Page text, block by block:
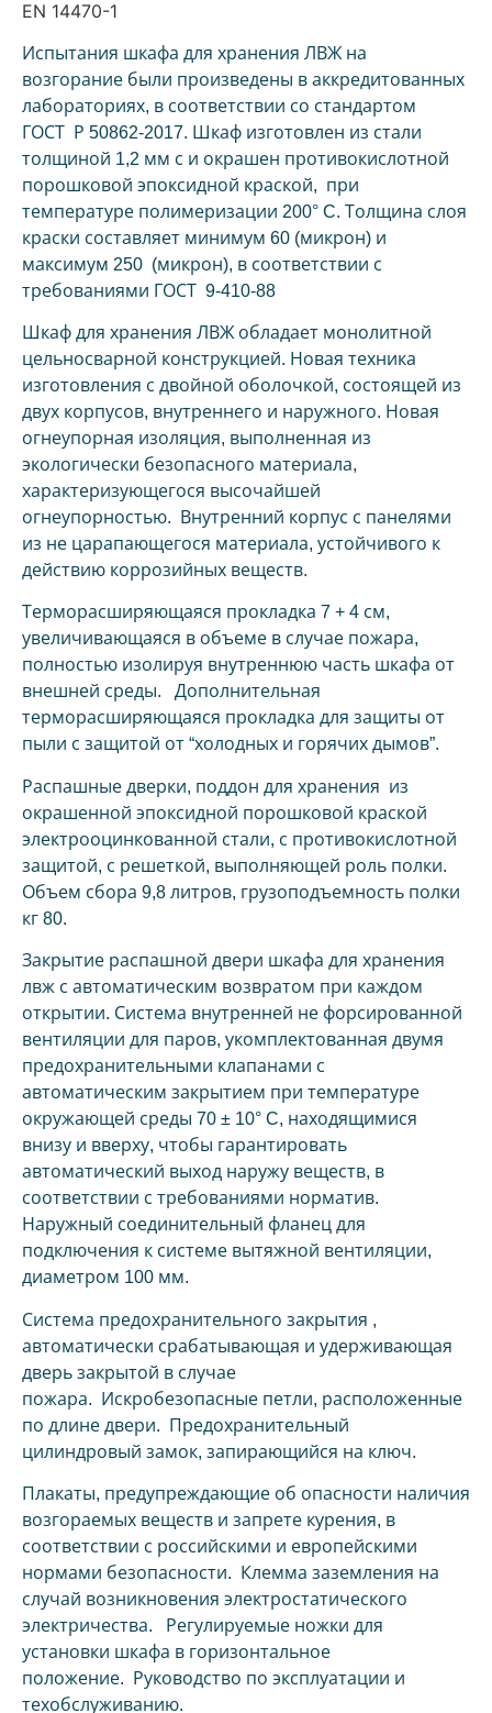
EN 14470-1
Испытания шкафа для хранения ЛВЖ на
возгорание были произведены в аккредитованных
лабораториях, в соответствии со стандартом
ГОСТ Р 50862-2017. Шкаф изготовлен из стали
толщиной 1,2 мм с и окрашен противокислотной
порошковой эпоксидной краской, при
температуре полимеризации 200° C. Толщина слоя
краски составляет минимум 60 (микрон) и
максимум 250 (микрон), в соответствии с
требованиями ГОСТ 9-410-88
Шкаф для хранения ЛВЖ обладает монолитной
цельносварной конструкцией. Новая техника
изготовления с двойной оболочкой, состоящей из
двух корпусов, внутреннего и наружного. Новая
огнеупорная изоляция, выполненная из
экологически безопасного материала,
характеризующегося высочайшей
огнеупорностью. Внутренний корпус с панелями
из не царапающегося материала, устойчивого к
действию коррозийных веществ.
Терморасширяющаяся прокладка 7 + 4 см,
увеличивающаяся в объеме в случае пожара,
полностью изолируя внутреннюю часть шкафа от
внешней среды. Дополнительная
терморасширяющаяся прокладка для защиты от
пыли с защитой от “холодных и горячих дымов”.
Распашные дверки, поддон для хранения из
окрашенной эпоксидной порошковой краской
электрооцинкованной стали, с противокислотной
защитой, с решеткой, выполняющей роль полки.
Объем сбора 9,8 литров, грузоподъемность полки
кг 80.
Закрытие распашной двери шкафа для хранения
лвж с автоматическим возвратом при каждом
открытии. Система внутренней не форсированной
вентиляции для паров, укомплектованная двумя
предохранительными клапанами с
автоматическим закрытием при температуре
окружающей среды 70 ± 10° C, находящимися
внизу и вверху, чтобы гарантировать
автоматический выход наружу веществ, в
соответствии с требованиями норматив.
Наружный соединительный фланец для
подключения к системе вытяжной вентиляции,
диаметром 100 мм.
Система предохранительного закрытия ,
автоматически срабатывающая и удерживающая
дверь закрытой в случае
пожара. Искробезопасные петли, расположенные
по длине двери. Предохранительный
цилиндровый замок, запирающийся на ключ.
Плакаты, предупреждающие об опасности наличия
возгораемых веществ и запрете курения, в
соответствии с российскими и европейскими
нормами безопасности. Клемма заземления на
случай возникновения электростатического
электричества. Регулируемые ножки для
установки шкафа в горизонтальное
положение. Руководство по эксплуатации и
техобслуживанию.